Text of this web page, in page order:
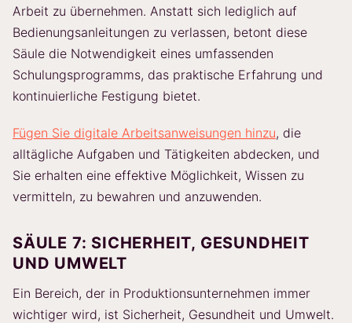
Arbeit zu übernehmen. Anstatt sich lediglich auf
Bedienungsanleitungen zu verlassen, betont diese
Säule die Notwendigkeit eines umfassenden
Schulungsprogramms, das praktische Erfahrung und
kontinuierliche Festigung bietet.
Fügen Sie digitale Arbeitsanweisungen hinzu, die
alltägliche Aufgaben und Tätigkeiten abdecken, und
Sie erhalten eine effektive Möglichkeit, Wissen zu
vermitteln, zu bewahren und anzuwenden.
SÄULE 7: SICHERHEIT, GESUNDHEIT
UND UMWELT
Ein Bereich, der in Produktionsunternehmen immer
wichtiger wird, ist Sicherheit, Gesundheit und Umwelt.